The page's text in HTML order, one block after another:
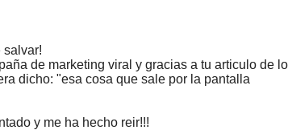
salvar!
de marketing viral y gracias a tu articulo de
dicho: "esa cosa que sale por la pantalla
y me ha hecho reir!!!